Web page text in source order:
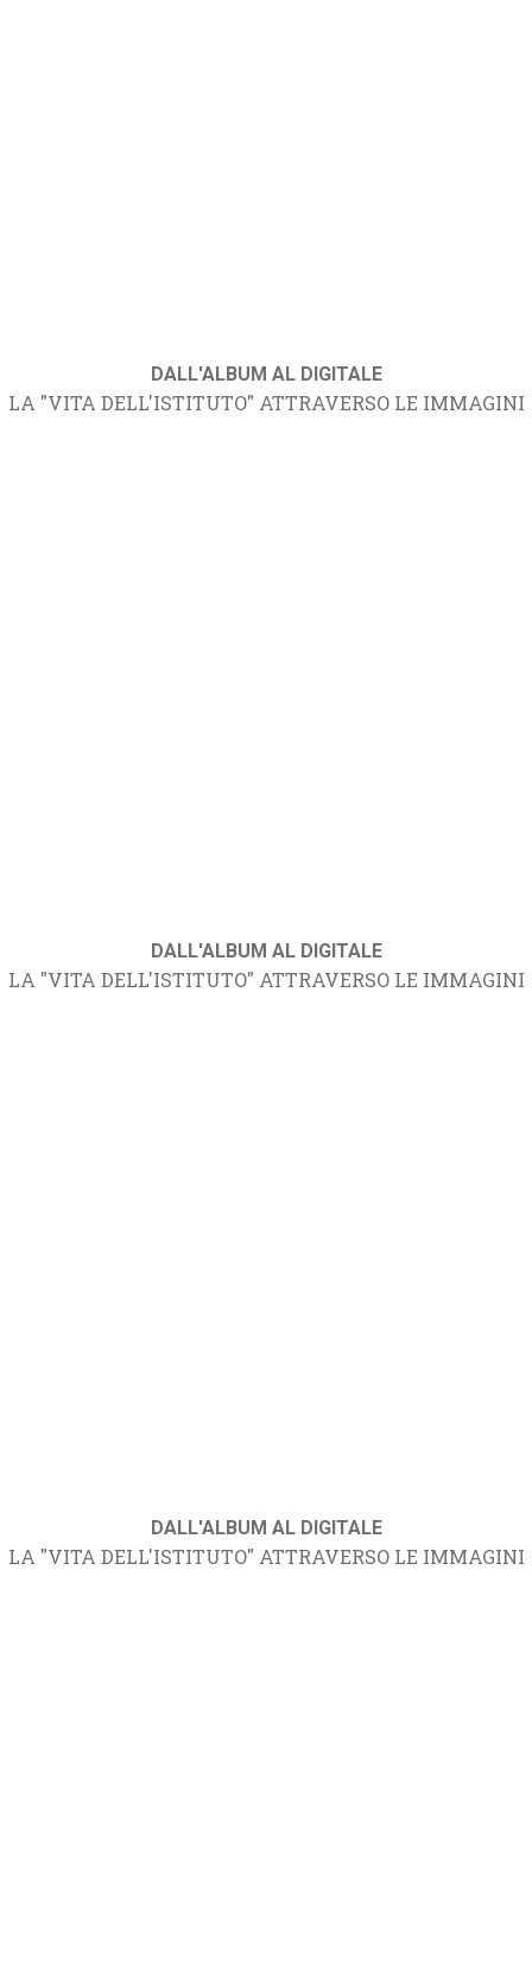
DALL'ALBUM AL DIGITALE
LA "VITA DELL'ISTITUTO" ATTRAVERSO LE IMMAGINI
DALL'ALBUM AL DIGITALE
LA "VITA DELL'ISTITUTO" ATTRAVERSO LE IMMAGINI
DALL'ALBUM AL DIGITALE
LA "VITA DELL'ISTITUTO" ATTRAVERSO LE IMMAGINI